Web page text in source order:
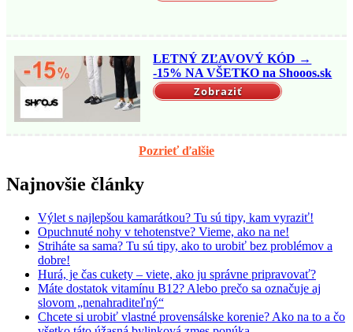
LETNÝ ZĽAVOVÝ KÓD →
-15% NA VŠETKO na Shooos.sk
Zobraziť
Pozrieť ďalšie
Najnovšie články
Výlet s najlepšou kamarátkou? Tu sú tipy, kam vyraziť!
Opuchnuté nohy v tehotenstve? Vieme, ako na ne!
Striháte sa sama? Tu sú tipy, ako to urobiť bez problémov a
dobre!
Hurá, je čas cukety – viete, ako ju správne pripravovať?
Máte dostatok vitamínu B12? Alebo prečo sa označuje aj
slovom „nenahraditeľný“
Chcete si urobiť vlastné provensálske korenie? Ako na to a čo